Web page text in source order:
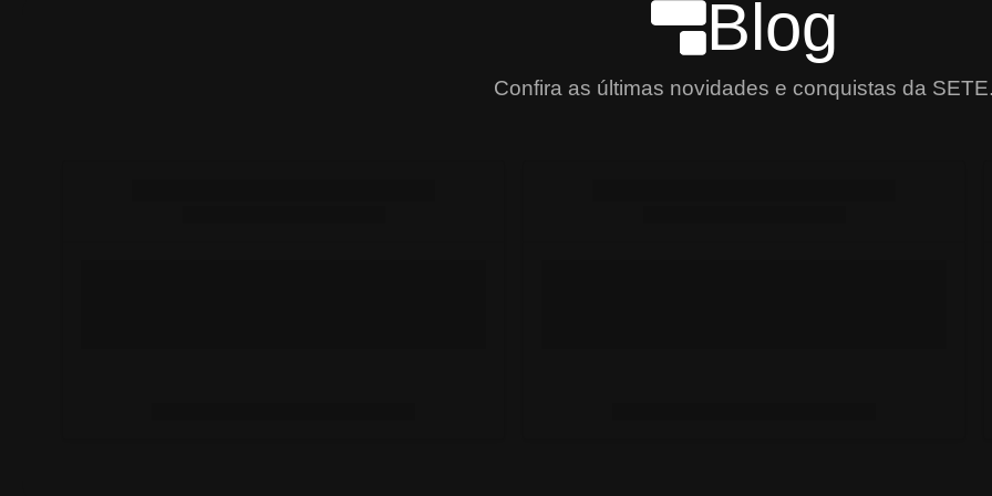
Blog
Confira as últimas novidades e conquistas da